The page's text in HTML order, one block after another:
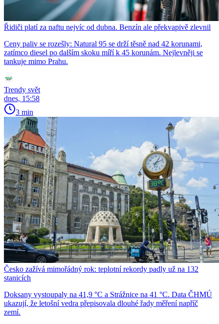
Řidiči platí za naftu nejvíc od dubna. Benzín ale překvapivě zlevnil
Ceny paliv se rozešly: Natural 95 se drží těsně nad 42 korunami,
zatímco diesel po dalším skoku míří k 45 korunám. Nejlevněji se
tankuje mimo Prahu.
Trendy svět
dnes, 15:58
3 min
Česko zažívá mimořádný rok: teplotní rekordy padly už na 132
stanicích
Doksany vystoupaly na 41,9 °C a Strážnice na 41 °C. Data ČHMÚ
ukazují, že letošní vedra přepisovala dlouhé řady měření napříč
zemí.